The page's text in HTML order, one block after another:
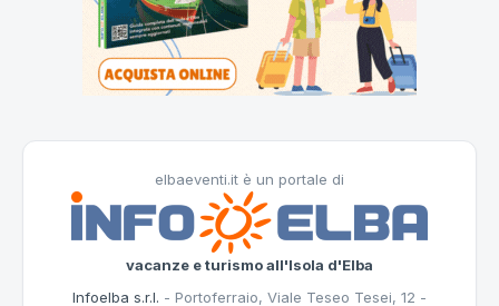
elbaeventi.it è un portale di
vacanze e turismo all'Isola d'Elba
Infoelba s.r.l. - Portoferraio, Viale Teseo Tesei, 12 -